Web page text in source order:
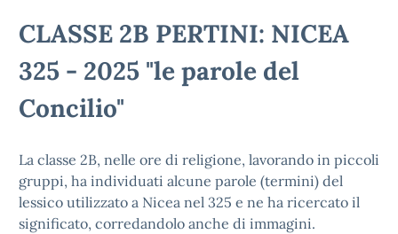
CLASSE 2B PERTINI: NICEA
325 - 2025 "le parole del
Concilio"
La classe 2B, nelle ore di religione, lavorando in piccoli
gruppi, ha individuati alcune parole (termini) del
lessico utilizzato a Nicea nel 325 e ne ha ricercato il
significato, corredandolo anche di immagini.